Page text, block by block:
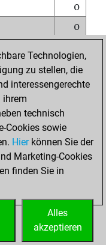
0
0
0
0
0
Technologien,
zu stellen, die
interessengerechte
ihrem
technisch
Cookies sowie
Hierkönnen Sie der
Marketing-Cookies
finden Sie in
Alles
akzeptieren